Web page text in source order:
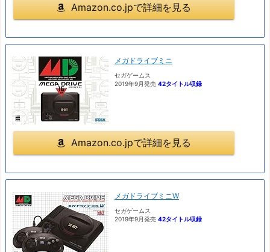
Amazon.co.jpで詳細を見る
メガドライブミニ
セガゲームス
2019年9月発売 42タイトル収録
Amazon.co.jpで詳細を見る
メガドライブミニW
セガゲームス
2019年9月発売 42タイトル収録